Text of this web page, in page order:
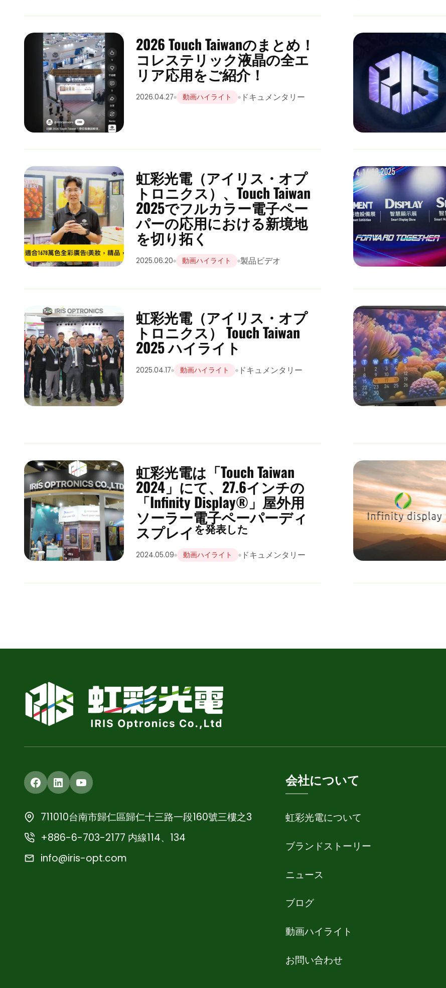
2026 Touch Taiwanのまとめ！
コレステリック液晶の全エ
リア応用をご紹介！
2026.04.27 動画ハイライト ドキュメンタリー
虹彩光電（アイリス・オプ
トロニクス）、Touch Taiwan
2025でフルカラー電子ペー
パーの応用における新境地
を切り拓く
2025.06.20 動画ハイライト 製品ビデオ
虹彩光電（アイリス・オプ
トロニクス） Touch Taiwan
2025 ハイライト
2025.04.17 動画ハイライト ドキュメンタリー
虹彩光電は「Touch Taiwan
2024」にて、27.6インチの
「Infinity Display®」屋外用
ソーラー電子ペーパーディ
スプレイを発表した
2024.05.09 動画ハイライト ドキュメンタリー
Facebook
LinkedInYouTube
711010台南市歸仁區歸仁十三路一段160號三樓之3
+886-6-703-2177 内線114、134
info@iris-opt.com
会社について
虹彩光電について
ブランドストーリー
ニュース
ブログ
動画ハイライト
お問い合わせ